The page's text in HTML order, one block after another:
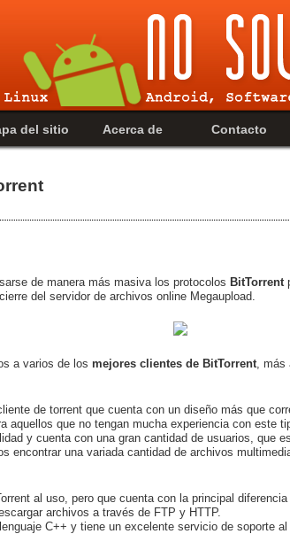
del sitio Acerca de Contacto
de manera más masiva los protocolos BitTorrent
del servidor de archivos online Megaupload.
a varios de los mejores clientes de BitTorrent ,
de torrent que cuenta con un diseño más que
aquellos que no tengan mucha experiencia con este
y cuenta con una gran cantidad de usuarios, que
encontrar una variada cantidad de archivos
al uso, pero que cuenta con la principal
archivos a través de FTP y HTTP.
C++ y tiene un excelente servicio de soporte al